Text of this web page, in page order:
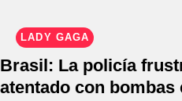
LADY GAGA
Brasil: La policía
atentado con bombas